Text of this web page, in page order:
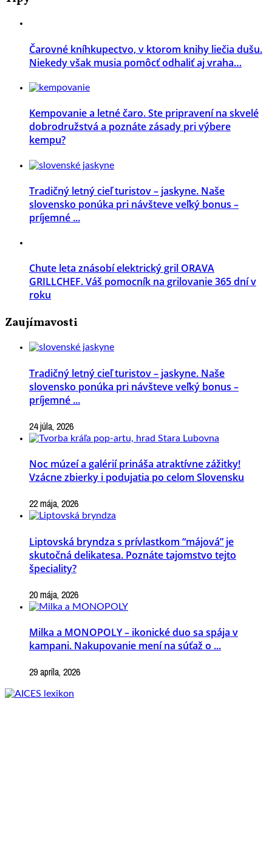
Čarovné kníhkupectvo, v ktorom knihy liečia dušu.
Niekedy však musia pomôcť odhaliť aj vraha…
Kempovanie a letné čaro. Ste pripravení na skvelé
dobrodružstvá a poznáte zásady pri výbere
kempu?
Tradičný letný cieľ turistov – jaskyne. Naše
slovensko ponúka pri návšteve veľký bonus –
príjemné ...
Chute leta znásobí elektrický gril ORAVA
GRILLCHEF. Váš pomocník na grilovanie 365 dní v
roku
Zaujímavosti
Tradičný letný cieľ turistov – jaskyne. Naše
slovensko ponúka pri návšteve veľký bonus –
príjemné ...
24 júla, 2026
Noc múzeí a galérií prináša atraktívne zážitky!
Vzácne zbierky i podujatia po celom Slovensku
22 mája, 2026
Liptovská bryndza s prívlastkom “májová” je
skutočná delikatesa. Poznáte tajomstvo tejto
špeciality?
20 mája, 2026
Milka a MONOPOLY – ikonické duo sa spája v
kampani. Nakupovanie mení na súťaž o ...
29 apríla, 2026